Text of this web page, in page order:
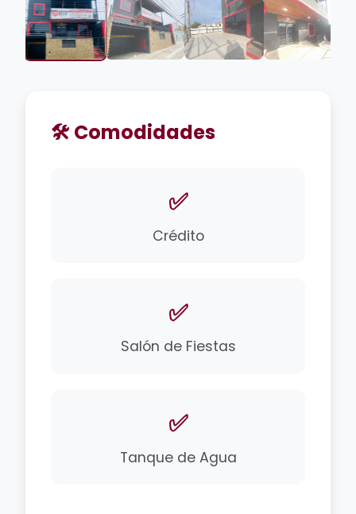
🛠️ Comodidades
✅
Crédito
✅
Salón de Fiestas
✅
Tanque de Agua